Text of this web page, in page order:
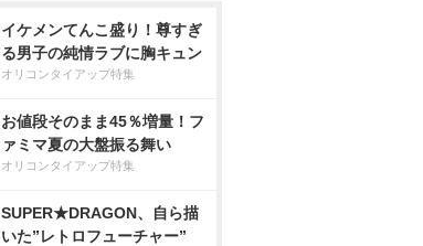
イケメンてんこ盛り！尊すぎ
る男子の純情ラブに胸キュン
オリコンタイアップ特集
お値段そのまま45％増量！フ
ァミマ夏の大盤振る舞い
オリコンタイアップ特集
SUPER★DRAGON、自ら描
いた”レトロフューチャー”